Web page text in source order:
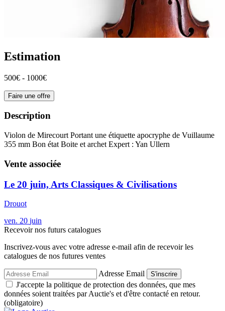
Estimation
500€ - 1000€
Faire une offre
Description
Violon de Mirecourt Portant une étiquette apocryphe de Vuillaume
355 mm Bon état Boite et archet Expert : Yan Ullern
Vente associée
Le 20 juin, Arts Classiques & Civilisations
Drouot
ven. 20 juin
Recevoir nos futurs catalogues
Inscrivez-vous avec votre adresse e-mail afin de recevoir les
catalogues de nos futures ventes
Adresse Email S'inscrire
J'accepte la politique de protection des données, que mes
données soient traitées par Auctie's et d'être contacté en retour.
(obligatoire)